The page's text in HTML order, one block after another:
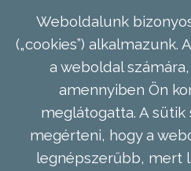
Weboldalunk
(„cookies”) alkalmazunk.
a weboldal
amennyiben Ön
meglátogatta. A
megérteni, hogy a
legnépszerűbb, mert